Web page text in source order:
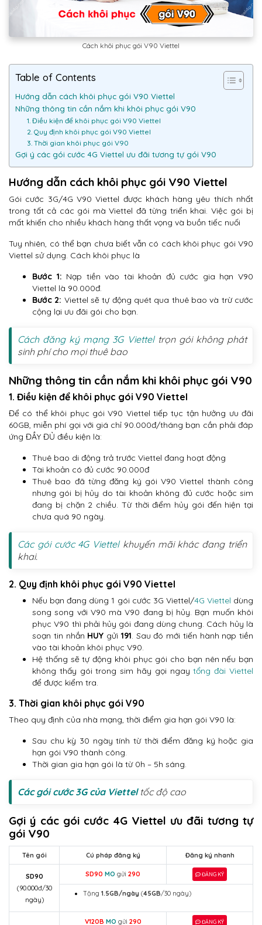
Cách khôi phục gói V90 Viettel
Table of Contents
Hướng dẫn cách khôi phục gói V90 Viettel
Những thông tin cần nắm khi khôi phục gói V90
1. Điều kiện để khôi phục gói V90 Viettel
2. Quy định khôi phục gói V90 Viettel
3. Thời gian khôi phục gói V90
Gợi ý các gói cước 4G Viettel ưu đãi tương tự gói V90
Hướng dẫn cách khôi phục gói V90 Viettel
Gói cước 3G/4G V90 Viettel được khách hàng yêu thích nhất
trong tất cả các gói mà Viettel đã từng triển khai. Việc gói bị
mất khiến cho nhiều khách hàng thất vọng và buồn tiếc nuối
Tuy nhiên, có thể bạn chưa biết vẫn có cách khôi phục gói V90
Viettel sử dụng. Cách khôi phục là
Bước 1: Nạp tiền vào tài khoản đủ cước gia hạn V90
Viettel là 90.000đ.
Bước 2: Viettel sẽ tự động quét qua thuê bao và trừ cước
cộng lại ưu đãi gói cho bạn.
Cách đăng ký mạng 3G Vietteltrọn gói không phát
sinh phí cho mọi thuê bao
Những thông tin cần nắm khi khôi phục gói V90
1. Điều kiện để khôi phục gói V90 Viettel
Để có thể khôi phục gói V90 Viettel tiếp tục tận hưởng ưu đãi
60GB, miễn phí gọi với giá chỉ 90.000đ/tháng bạn cần phải đáp
ứng ĐẦY ĐỦ điều kiện là:
Thuê bao di động trả trước Viettel đang hoạt động
Tài khoản có đủ cước 90.000đ
Thuê bao đã từng đăng ký gói V90 Viettel thành công
nhưng gói bị hủy do tài khoản không đủ cước hoặc sim
đang bị chặn 2 chiều. Từ thời điểm hủy gói đến hiện tại
chưa quá 90 ngày.
Các gói cước 4G Viettelkhuyến mãi khác đang triển
khai.
2. Quy định khôi phục gói V90 Viettel
Nếu bạn đang dùng 1 gói cước 3G Viettel/4G Viettel dùng
song song với V90 mà V90 đang bị hủy. Bạn muốn khôi
phục V90 thì phải hủy gói đang dùng chung. Cách hủy là
soạn tin nhắn HUY gửi 191. Sau đó mới tiến hành nạp tiền
vào tài khoản khôi phục V90.
Hệ thống sẽ tự động khôi phục gói cho bạn nên nếu bạn
không thấy gói trong sim hãy gọi ngaytổng đài Viettel
để được kiểm tra.
3. Thời gian khôi phục gói V90
Theo quy định của nhà mạng, thời điểm gia hạn gói V90 là:
Sau chu kỳ 30 ngày tính từ thời điểm đăng ký hoặc gia
hạn gói V90 thành công.
Thời gian gia hạn gói là từ 0h – 5h sáng.
Các gói cước 3G của Vietteltốc độ cao
Gợi ý các gói cước 4G Viettel ưu đãi tương tự
gói V90
Tên gói Cú pháp đăng ký Đăng ký nhanh
SD90
(90.000đ/30
ngày)
SD90 MO gửi 290 ĐĂNG KÝ
Tặng 1.5GB/ngày (45GB/30 ngày)
V120B MO gửi 290 ĐĂNG KÝ